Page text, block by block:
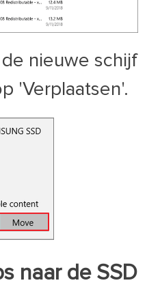
nieuwe schijf
'Verplaatsen'.
naar de SSD